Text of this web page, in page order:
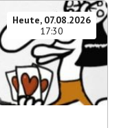
Heute, 07.08.2026
17:30